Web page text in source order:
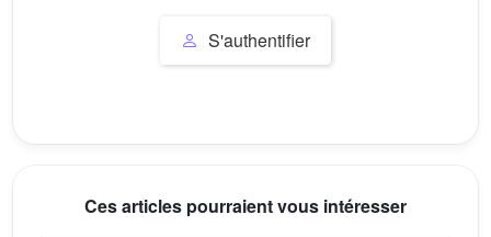
S'authentifier
Ces articles pourraient vous intéresser